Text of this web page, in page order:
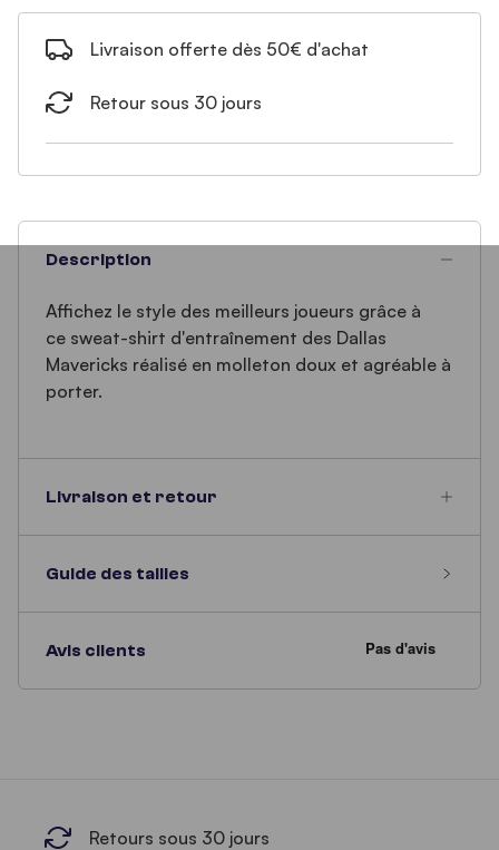
Livraison offerte dès 50€ d'achat
Retour sous 30 jours
Description
Affichez le style des meilleurs joueurs grâce à
ce sweat-shirt d'entraînement des Dallas
Mavericks réalisé en molleton doux et agréable à
porter.
Livraison et retour
Guide des tailles
Avis clients
Retours sous 30 jours